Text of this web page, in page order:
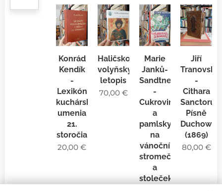
Konrád
Kendík
-
Lexikón
kuchárskeho
umenia
21.
storočia
20,00 €
Haličsko-
volyňský
letopis
70,00€
Marie
Janků-
Sandtnerová
-
Cukrovinky
a
pamlsky
na
vánoční
stromeček
a
stoleček
Jiří
Tranovský
-
Cithara
Písně
Duchowní
(1869)
80,00€